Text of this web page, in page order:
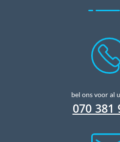
bel ons voor al
070 381